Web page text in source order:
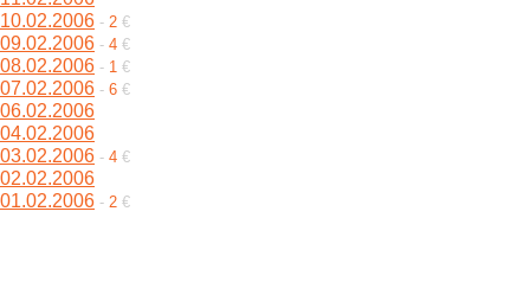
10.02.2006 - 2 €
09.02.2006 - 4 €
08.02.2006 - 1 €
07.02.2006 - 6 €
06.02.2006
04.02.2006
03.02.2006 - 4 €
02.02.2006
01.02.2006 - 2 €